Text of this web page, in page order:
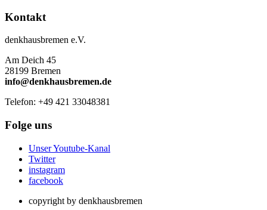
Kontakt
denkhausbremen e.V.
Am Deich 45
28199 Bremen
info@denkhausbremen.de
Telefon: +49 421 33048381
Folge uns
Unser Youtube-Kanal
Twitter
instagram
facebook
copyright by denkhausbremen